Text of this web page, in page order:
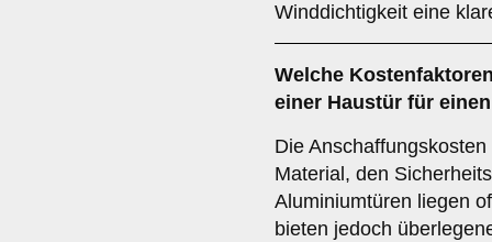
Winddichtigkeit eine
Welche
einer Haustür für
Die
Material, den
Aluminiumtüren liegen
bieten jedoch